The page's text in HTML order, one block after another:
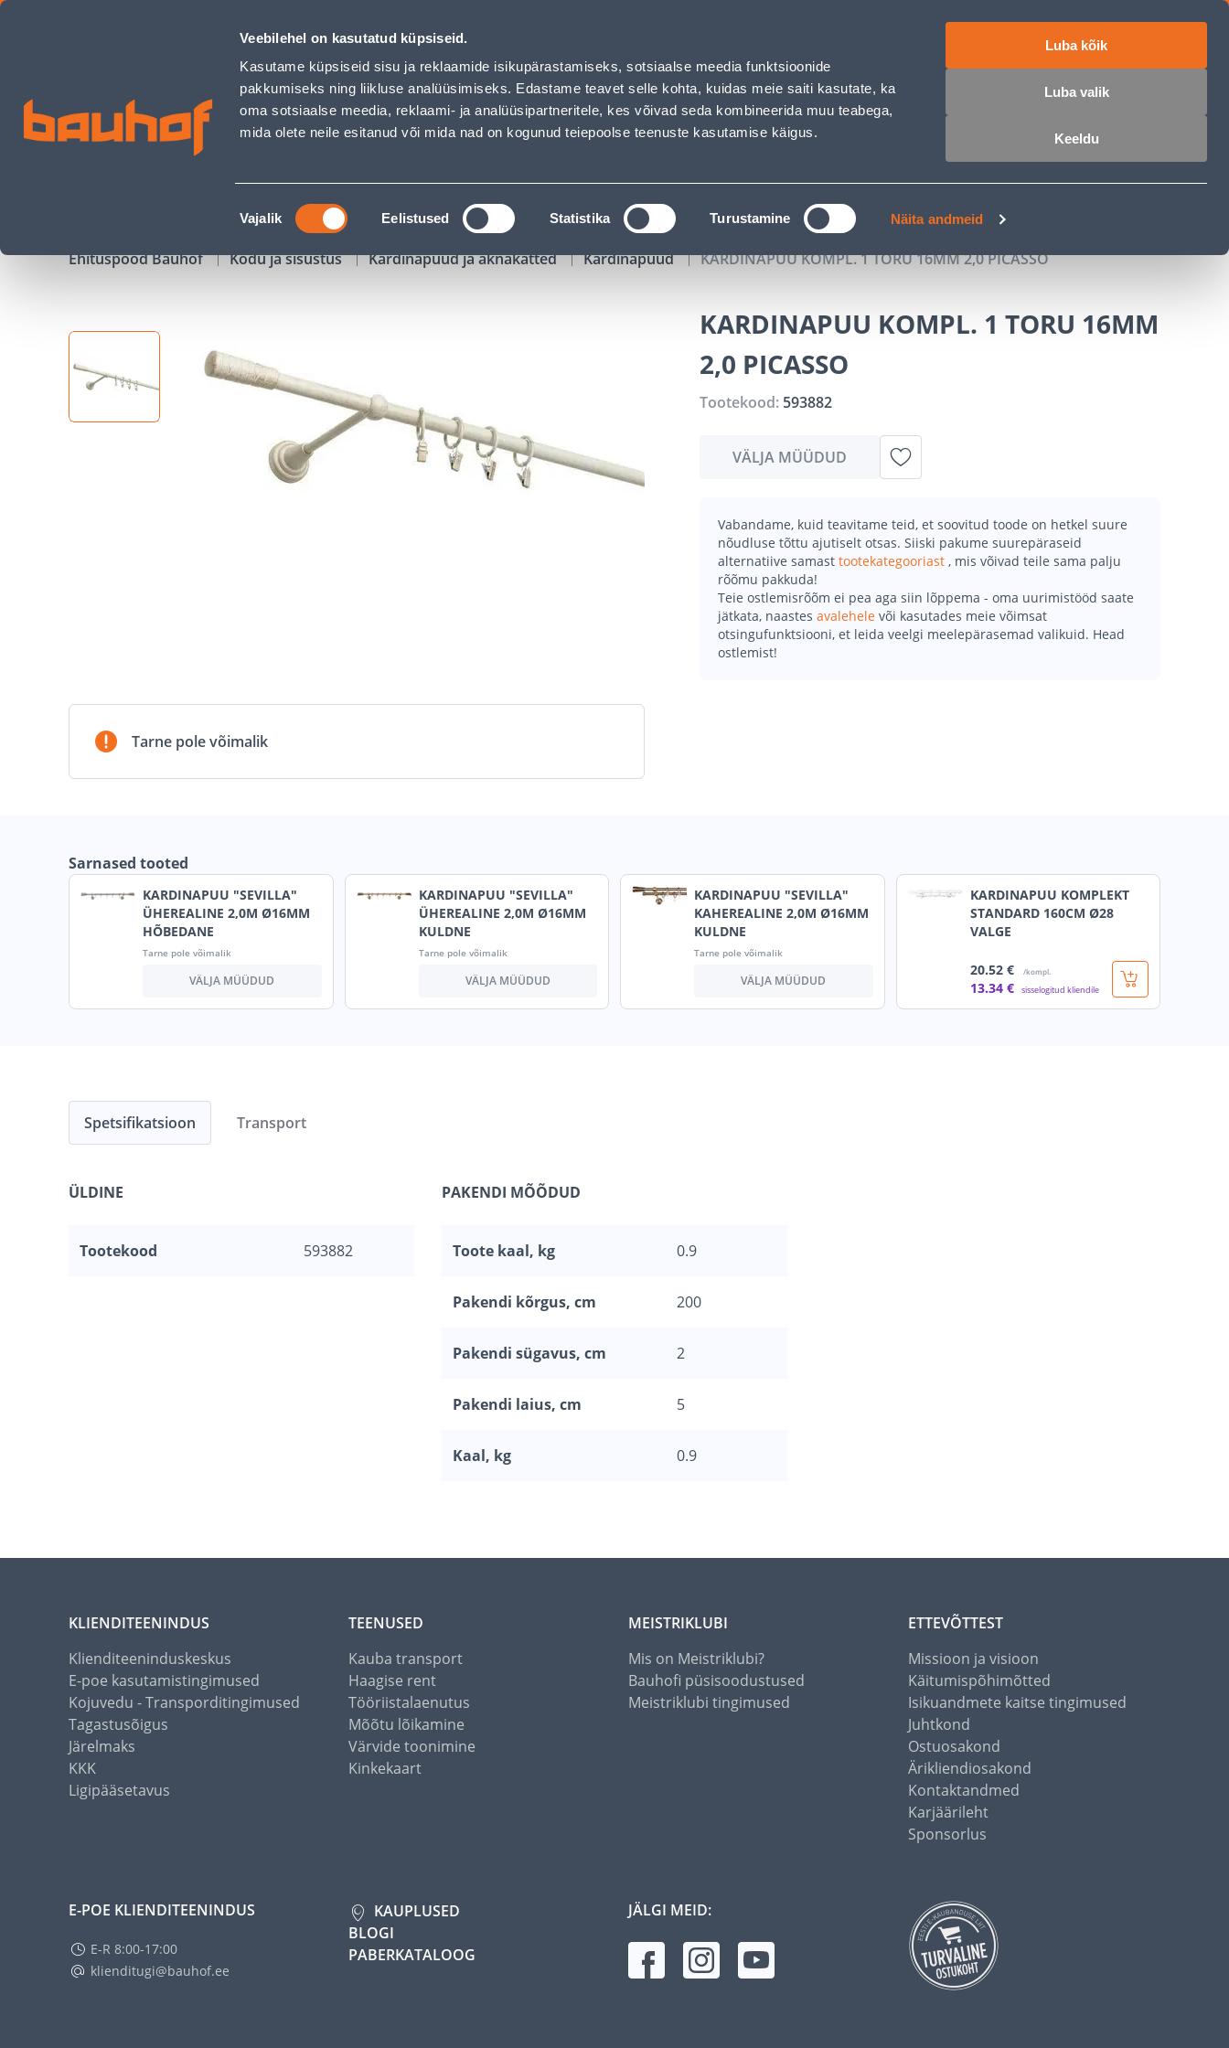
Veebilehel on kasutatud küpsiseid.
Kasutame küpsiseid sisu ja reklaamide isikupärastamiseks, sotsiaalse meedia funktsioonide
pakkumiseks ning liikluse analüüsimiseks. Edastame teavet selle kohta, kuidas meie saiti kasutate, ka
oma sotsiaalse meedia, reklaami- ja analüüsipartneritele, kes võivad seda kombineerida muu teabega,
mida olete neile esitanud või mida nad on kogunud teiepoolse teenuste kasutamise käigus.
Nõusoleku
valik
Vajalik Eelistused Statistika Turustamine Näita andmeid
Luba kõik
Luba valik
Keeldu
KARDINAPUU KOMPL. 1 TORU 16MM 2,0 PICASSO - Bauhof has loaded
Äriklienditeenindus Klienditeenindus Teenused Karjäärileht
OTSI Logi sisse
KAMPAANIAD KATALOOGID TÖÖRIISTALAENUTUS JÄRELMAKS
Ehituspood Bauhof Kodu ja sisustus Kardinapuud ja aknakatted Kardinapuud KARDINAPUU KOMPL. 1 TORU 16MM 2,0 PICASSO
Tarne pole võimalik
KARDINAPUU KOMPL. 1 TORU 16MM
2,0 PICASSO
Tootekood: 593882
VÄLJA MÜÜDUD
Vabandame, kuid teavitame teid, et soovitud toode on hetkel suure
nõudluse tõttu ajutiselt otsas. Siiski pakume suurepäraseid
alternatiive samast tootekategooriast , mis võivad teile sama palju
rõõmu pakkuda!
Teie ostlemisrõõm ei pea aga siin lõppema - oma uurimistööd saate
jätkata, naastes avalehele või kasutades meie võimsat
otsingufunktsiooni, et leida veelgi meelepärasemad valikuid. Head
ostlemist!
Sarnased tooted
KARDINAPUU "SEVILLA"
ÜHEREALINE 2,0M Ø16MM
HÕBEDANE
Tarne pole võimalik
VÄLJA MÜÜDUD
KARDINAPUU "SEVILLA"
ÜHEREALINE 2,0M Ø16MM
KULDNE
Tarne pole võimalik
VÄLJA MÜÜDUD
KARDINAPUU "SEVILLA"
KAHEREALINE 2,0M Ø16MM
KULDNE
Tarne pole võimalik
VÄLJA MÜÜDUD
KARDINAPUU KOMPLEKT
STANDARD 160CM Ø28
VALGE
20.52 € /kompl.
13.34 € sisselogitud kliendile
Spetsifikatsioon
ÜLDINE
Tootekood 593882
PAKENDI MÕÕDUD
Toote kaal, kg 0.9
Pakendi kõrgus, cm 200
Pakendi sügavus, cm 2
Pakendi laius, cm 5
Kaal, kg 0.9
Transport
KLIENDITEENINDUS
Klienditeeninduskeskus
E-poe kasutamistingimused
Kojuvedu - Transporditingimused
Tagastusõigus
Järelmaks
KKK
Ligipääsetavus
TEENUSED
Kauba transport
Haagise rent
Tööriistalaenutus
Mõõtu lõikamine
Värvide toonimine
Kinkekaart
MEISTRIKLUBI
Mis on Meistriklubi?
Bauhofi püsisoodustused
Meistriklubi tingimused
ETTEVÕTTEST
Missioon ja visioon
Käitumispõhimõtted
Isikuandmete kaitse tingimused
Juhtkond
Ostuosakond
Ärikliendiosakond
Kontaktandmed
Karjäärileht
Sponsorlus
E-POE KLIENDITEENINDUS
E-R 8:00-17:00
klienditugi@bauhof.ee
KAUPLUSED
BLOGI
PABERKATALOOG
JÄLGI MEID: